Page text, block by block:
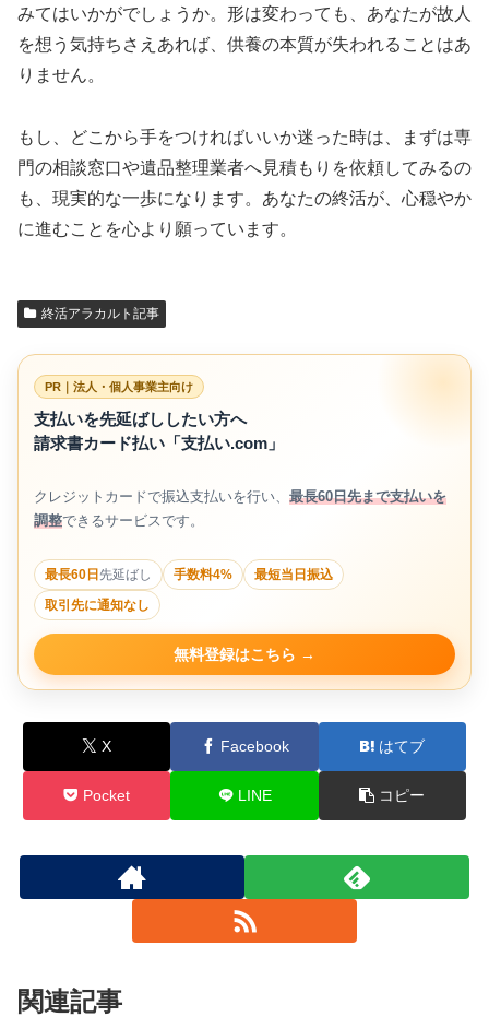
みてはいかがでしょうか。形は変わっても、あなたが故人
を想う気持ちさえあれば、供養の本質が失われることはあ
りません。
もし、どこから手をつければいいか迷った時は、まずは専
門の相談窓口や遺品整理業者へ見積もりを依頼してみるの
も、現実的な一歩になります。あなたの終活が、心穏やか
に進むことを心より願っています。
終活アラカルト記事
PR｜法人・個人事業主向け
支払いを先延ばししたい方へ
請求書カード払い「支払い.com」
クレジットカードで振込支払いを行い、 最長60日先まで支払いを
調整できるサービスです。
最長60日 先延ばし 手数料4%
最短当日振込
取引先に通知なし
無料登録はこちら
X Facebook はてブ
Pocket LINE コピー
関連記事